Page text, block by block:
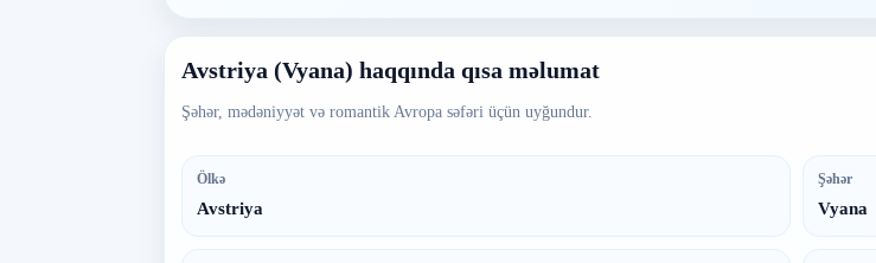
Avstriya (Vyana) haqqında qısa məlumat
Şəhər, mədəniyyət və romantik Avropa səfəri üçün uyğundur.
Ölkə
Avstriya
Şəhər
Vyana